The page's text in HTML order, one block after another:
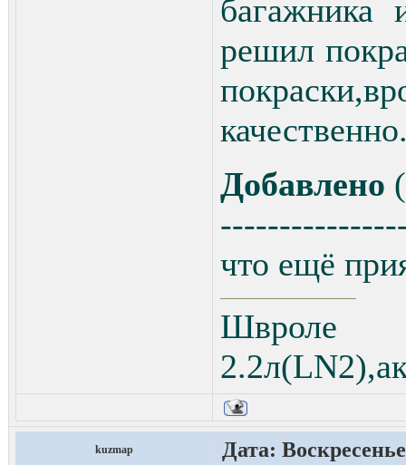
багажника
решил
Добавлено
что ещё
Швроле
kuzmap Дата: